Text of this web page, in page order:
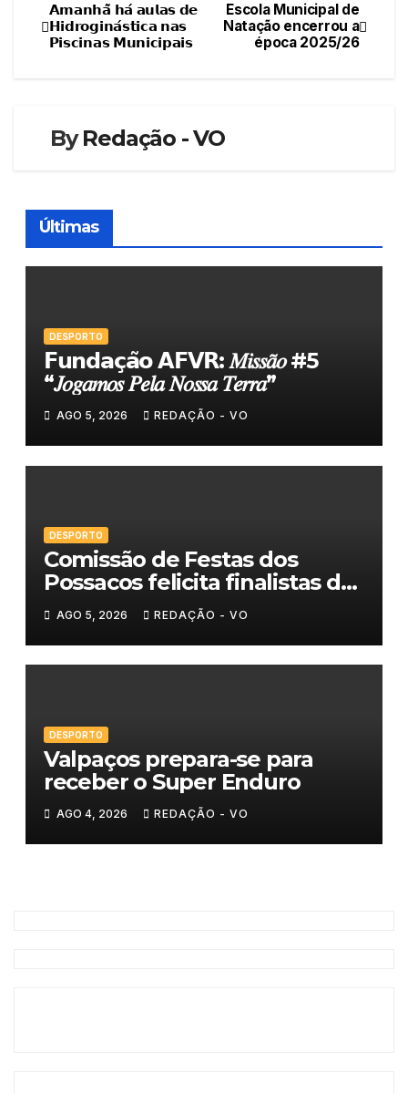
Navegação
de
Escola Municipal de
Natação encerrou a
época 2025/26
𝗔𝗺𝗮𝗻𝗵𝗮̃ 𝗵𝗮́ 𝗮𝘂𝗹𝗮𝘀 𝗱𝗲
𝗛𝗶𝗱𝗿𝗼𝗴𝗶𝗻𝗮́𝘀𝘁𝗶𝗰𝗮 𝗻𝗮𝘀
𝗣𝗶𝘀𝗰𝗶𝗻𝗮𝘀 𝗠𝘂𝗻𝗶𝗰𝗶𝗽𝗮𝗶𝘀
ByRedação - VO
Últimas
DESPORTO
𝗙𝘂𝗻𝗱𝗮𝗰̧𝗮̃𝗼 𝗔𝗙𝗩𝗥: 𝑀𝑖𝑠𝑠𝑎̃𝑜 #5
“𝐽𝑜𝑔𝑎𝑚𝑜𝑠 𝑃𝑒𝑙𝑎 𝑁𝑜𝑠𝑠𝑎 𝑇𝑒𝑟𝑟𝑎”
AGO 5, 2026 REDAÇÃO - VO
DESPORTO
Comissão de Festas dos
Possacos felicita finalistas do
Torneio de Sueca
AGO 5, 2026 REDAÇÃO - VO
DESPORTO
Valpaços prepara-se para
receber o Super Enduro
AGO 4, 2026 REDAÇÃO - VO